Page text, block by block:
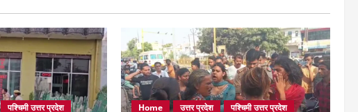
पश्चिमी उत्तर प्रदेश Home उत्तर प्रदेश पश्चिमी उत्तर प्रदेश